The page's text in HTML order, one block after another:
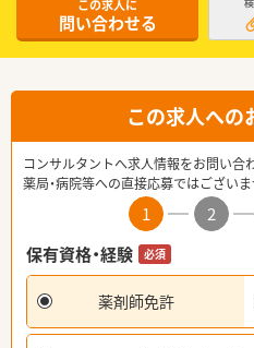
この求人に
問い合わせる
この求人への
コンサルタントへ求人情報をお問い合
薬局・病院等への直接応募ではございま
1 2
保有資格・経験
必須
薬剤師免許